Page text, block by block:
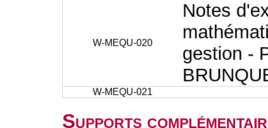
W-MEQU-020
Notes
gestion -
W-MEQU-021
Supports